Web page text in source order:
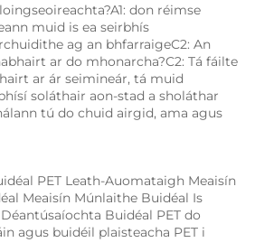
don réimse
muid is ea seirbhís
ag an bhfarraigeC2: An
ar do mhonarcha?C2: Tá fáilte
ar ár seimineár, tá muid
soláthair aon-stad a sholáthar
tú do chuid airgid, ama agus
PET Leath-Auomataigh Meaisín
Meaisín Múnlaithe Buidéal Is
Buidéal PET do
agus buidéil plaisteacha PET i